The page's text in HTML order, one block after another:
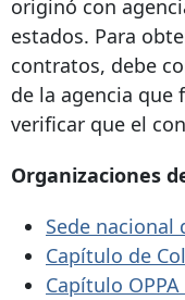
originó con
estados. Para
contratos, debe
de la agencia que
verificar que el
Organizaciones
Sede nacional
Capítulo de
Capítulo OPPA